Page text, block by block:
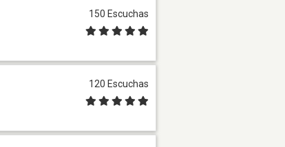
150 Escuchas
120 Escuchas